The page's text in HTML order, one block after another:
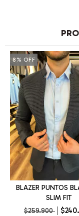
8 % OFF
BLAZER PUNTOS
SLIM FIT
$259.900